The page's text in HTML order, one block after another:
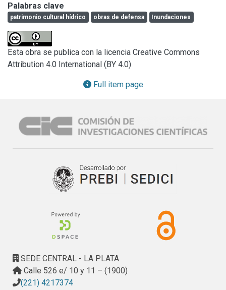
de 6 metros de ancho, en el talud seco del lado de la
ciudad se dispusieron plantaciones y revestimiento de
tepes y en el paramento mojado se construyó una vereda
de lajas cupertinas, un muro parapeto, zócalo y banquinas.
El talud mojado tiene un revestimiento de mosaico
bastardo y está construido sobre la base de tablestacas de
hormigón armado con un coronamiento. La obra resultante
pertenecer al PATRIMONIO HISTÓRICO CULTURAL
HIDRICO DE LA MADRE DE CIUDADES. Estas obras se
ya que la construcción del Dique de Embalse Río Hondo y
su efecto atenuador de crecidas permitió que fueran
refuncionalizadas sin perder su patrimonio cultural.
Palabras clave
patrimonio cultural hídrico obras de defensa Inundaciones
Esta obra se publica con la licencia Creative Commons
Attribution 4.0 International (BY 4.0)
Full item page
SEDE CENTRAL - LA PLATA
Calle 526 e/ 10 y 11 – (1900)
(221) 4217374